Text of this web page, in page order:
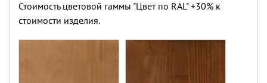
Стоимость цветовой гаммы "Цвет по RAL" +30% к
стоимости изделия.